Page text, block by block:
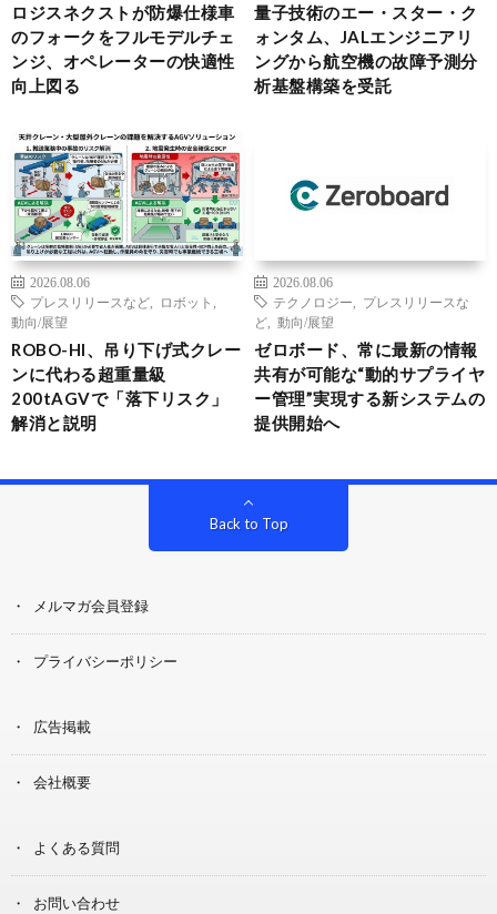
ロジスネクストが防爆仕様車
のフォークをフルモデルチェ
ンジ、オペレーターの快適性
向上図る
量子技術のエー・スター・ク
ォンタム、JALエンジニアリ
ングから航空機の故障予測分
析基盤構築を受託
2026.08.06
プレスリリースなど
ロボット
動向/展望
ROBO-HI、吊り下げ式クレー
ンに代わる超重量級
200tAGVで「落下リスク」
解消と説明
2026.08.06
テクノロジー
プレスリリースな
ど
動向/展望
ゼロボード、常に最新の情報
共有が可能な“動的サプライヤ
ー管理”実現する新システムの
提供開始へ
Back to Top
メルマガ会員登録
プライバシーポリシー
広告掲載
会社概要
よくある質問
お問い合わせ